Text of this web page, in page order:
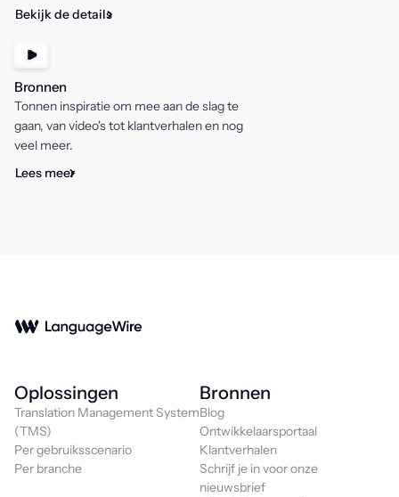
Bekijk de details
Bronnen
Tonnen inspiratie om mee aan de slag te
gaan, van video's tot klantverhalen en nog
veel meer.
Lees meer
Oplossingen
Translation Management System
(TMS)
Per gebruiksscenario
Per branche
Bronnen
Blog
Ontwikkelaarsportaal
Klantverhalen
Schrijf je in voor onze
nieuwsbrief